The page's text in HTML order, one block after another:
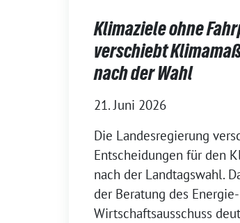
Klimaziele ohne
verschiebt
nach der Wahl
21. Juni 2026
Die Landesregierung
Entscheidungen für den
nach der Landtagswahl.
der Beratung des
Wirtschaftsausschuss